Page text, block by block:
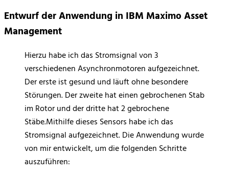
Entwurf der Anwendung in IBM Maximo Asset
Management
Hierzu habe ich das Stromsignal von 3
verschiedenen Asynchronmotoren aufgezeichnet.
Der erste ist gesund und läuft ohne besondere
Störungen. Der zweite hat einen gebrochenen Stab
im Rotor und der dritte hat 2 gebrochene
Stäbe.Mithilfe dieses Sensors habe ich das
Stromsignal aufgezeichnet. Die Anwendung wurde
von mir entwickelt, um die folgenden Schritte
auszuführen: